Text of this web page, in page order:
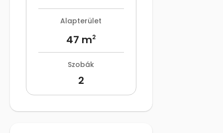
Alapterület
47 m2
Szobák
2